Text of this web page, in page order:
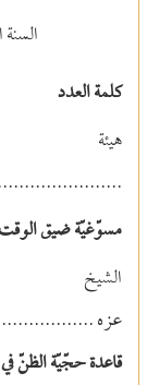
كلمة العدد
مسوّغيّة ضيق الوقت
عزه
قاعدة حجّيّة الظنّ